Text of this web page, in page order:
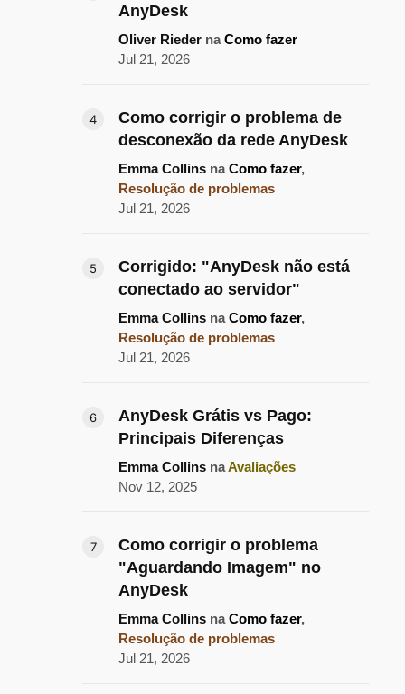
AnyDesk
Oliver Rieder naComo fazer
Jul 21, 2026
Como corrigir o problema de
desconexão da rede AnyDesk
Emma Collins naComo fazer,
Resolução de problemas
Jul 21, 2026
Corrigido: "AnyDesk não está
conectado ao servidor"
Emma Collins naComo fazer,
Resolução de problemas
Jul 21, 2026
AnyDesk Grátis vs Pago:
Principais Diferenças
Emma Collins naAvaliações
Nov 12, 2025
Como corrigir o problema
"Aguardando Imagem" no
AnyDesk
Emma Collins naComo fazer,
Resolução de problemas
Jul 21, 2026